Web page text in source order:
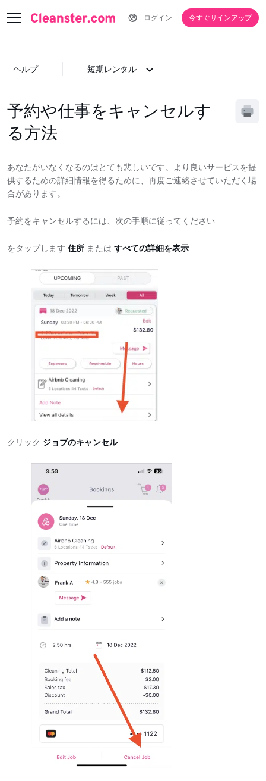
ログイン 今すぐサインアップ
ヘルプ 短期レンタル
予約や仕事をキャンセルす
る方法
あなたがいなくなるのはとても悲しいです。より良いサービスを提
供するための詳細情報を得るために、再度ご連絡させていただく場
合があります。
予約をキャンセルするには、次の手順に従ってください
をタップします 住所 または すべての詳細を表示
クリック ジョブのキャンセル